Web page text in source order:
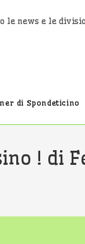
le news e le
di Spondeticino
! di